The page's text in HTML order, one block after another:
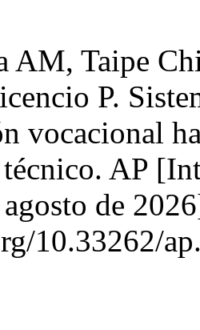
AM, Taipe
P.
vocacional
AP
de
10.33262/